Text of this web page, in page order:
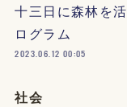
十三日に森林を
ログラム
2023.06.12 00:05
社会